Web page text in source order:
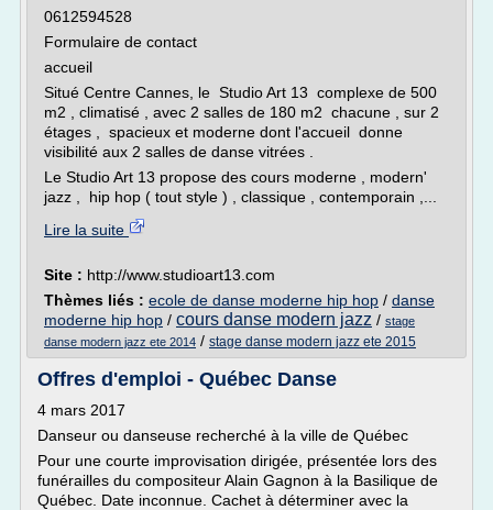
0612594528
Formulaire de contact
accueil
Situé Centre Cannes, le Studio Art 13 complexe de 500
m2 , climatisé , avec 2 salles de 180 m2 chacune , sur 2
étages , spacieux et moderne dont l'accueil donne
visibilité aux 2 salles de danse vitrées .
Le Studio Art 13 propose des cours moderne , modern'
jazz , hip hop ( tout style ) , classique , contemporain ,...
Lire la suite
Site : http://www.studioart13.com
Thèmes liés : ecole de danse moderne hip hop / danse
moderne hip hop / cours danse modern jazz / stage
danse modern jazz ete 2014 / stage danse modern jazz ete 2015
Offres d'emploi - Québec Danse
4 mars 2017
Danseur ou danseuse recherché à la ville de Québec
Pour une courte improvisation dirigée, présentée lors des
funérailles du compositeur Alain Gagnon à la Basilique de
Québec. Date inconnue. Cachet à déterminer avec la